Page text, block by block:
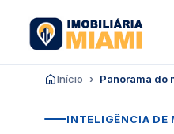
Início Panorama do
INTELIGÊNCIA DE